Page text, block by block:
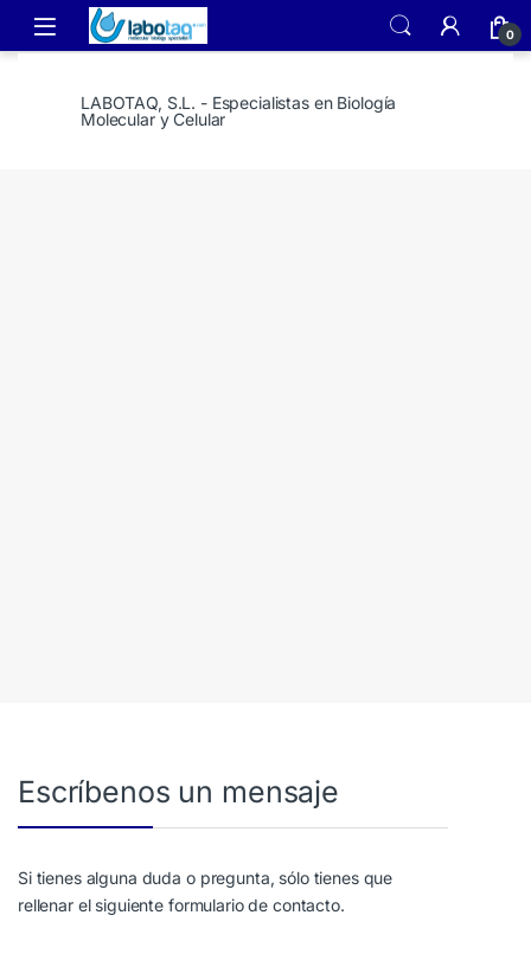
Skip to navigation
Skip to content
0
LABOTAQ, S.L. - Especialistas en Biología
Molecular y Celular
Escríbenos un mensaje
Si tienes alguna duda o pregunta, sólo tienes que
rellenar el siguiente formulario de contacto.